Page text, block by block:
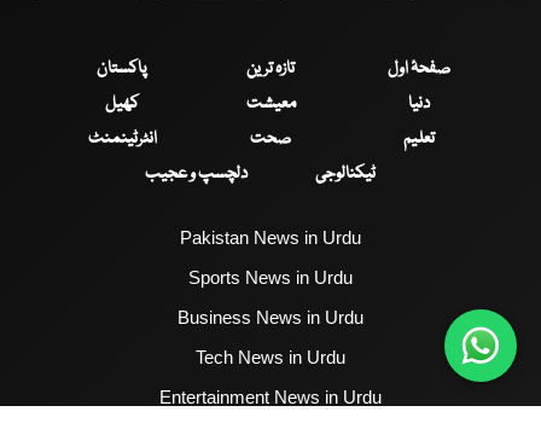
صفحۂ اول تازہ ترین
پاکستان
دنیا
معیشت
کھیل
تعلیم
صحت
انٹرٹینمنٹ
ٹیکنالوجی
دلچسپ و عجیب
Pakistan News in Urdu
Sports News in Urdu
Business News in Urdu
Tech News in Urdu
Entertainment News in Urdu